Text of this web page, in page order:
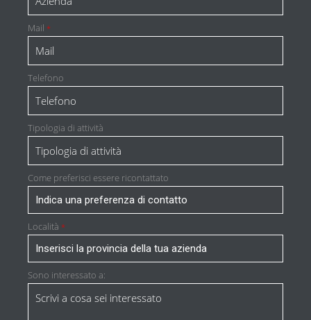
Mail *
Telefono
Tipologia di attività
Come preferisci essere ricontattato
Località *
Sono interessato a: